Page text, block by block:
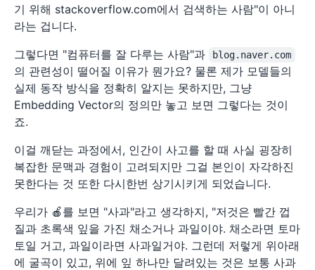
기 위해 stackoverflow.com에서 검색하는 사람"이 아니
라는 겁니다.
그렇다면 "컴퓨터를 잘 다루는 사람"과
blog.naver.com
의 관련성이 떨어질 이유가 뭔가요? 물론 제가 모델들의
실제 동작 방식을 정확히 알지는 못하지만, 그냥
Embedding Vector의 정의만 놓고 보면 그렇다는 것이
죠.
이걸 깨닫는 과정에서, 인간이 사고를 할 때 사실 굉장히
복잡한 문맥과 경험이 고려되지만 그걸 본인이 자각하진
못한다는 것 또한 다시한번 상기시키게 되었습니다.
우리가 🍎를 보면 "사과"라고 생각하지, "저것은 빨간 껍
질과 초록색 잎을 가진 채소거나 과일이야. 채소라면 토마
토일 거고, 과일이라면 사과일거야. 그런데 저렇게 위아래
에 굴곡이 있고, 위에 잎 하나만 달려있는 것은 보통 사과